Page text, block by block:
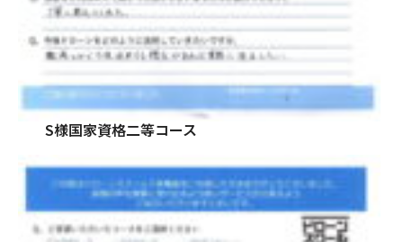
S様国家資格二等コース